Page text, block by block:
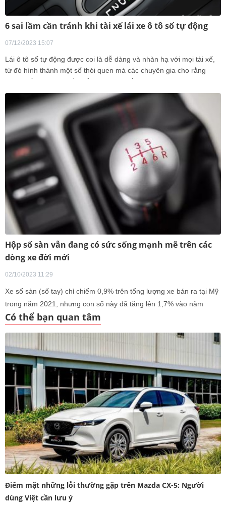
6 sai lầm cần tránh khi tài xế lái xe ô tô số tự động
07/12/2023 15:07
Lái ô tô số tự động được coi là dễ dàng và nhàn hạ với mọi tài xế,
từ đó hình thành một số thói quen mà các chuyên gia cho rằng
không tốt cho xe và tiềm ẩn nguy cơ mất an toàn.
Hộp số sàn vẫn đang có sức sống mạnh mẽ trên các
dòng xe đời mới
02/10/2023 11:29
Xe số sàn (số tay) chỉ chiếm 0,9% trên tổng lượng xe bán ra tại Mỹ
trong năm 2021, nhưng con số này đã tăng lên 1,7% vào năm
2023. hộp số sàn vẫn đang có sức sống mạnh mẽ.
Có thể bạn quan tâm
Điểm mặt những lỗi thường gặp trên Mazda CX-5: Người
dùng Việt cần lưu ý